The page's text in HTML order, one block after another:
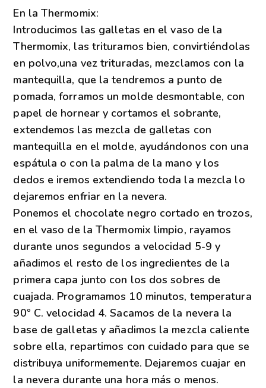
En la Thermomix:
Introducimos las galletas en el vaso de la
Thermomix, las trituramos bien, convirtiéndolas
en polvo,una vez trituradas, mezclamos con la
mantequilla, que la tendremos a punto de
pomada, forramos un molde desmontable, con
papel de hornear y cortamos el sobrante,
extendemos las mezcla de galletas con
mantequilla en el molde, ayudándonos con una
espátula o con la palma de la mano y los
dedos e iremos extendiendo toda la mezcla lo
dejaremos enfriar en la nevera.
Ponemos el chocolate negro cortado en trozos,
en el vaso de la Thermomix limpio, rayamos
durante unos segundos a velocidad 5-9 y
añadimos el resto de los ingredientes de la
primera capa junto con los dos sobres de
cuajada. Programamos 10 minutos, temperatura
90º C. velocidad 4. Sacamos de la nevera la
base de galletas y añadimos la mezcla caliente
sobre ella, repartimos con cuidado para que se
distribuya uniformemente. Dejaremos cuajar en
la nevera durante una hora más o menos.